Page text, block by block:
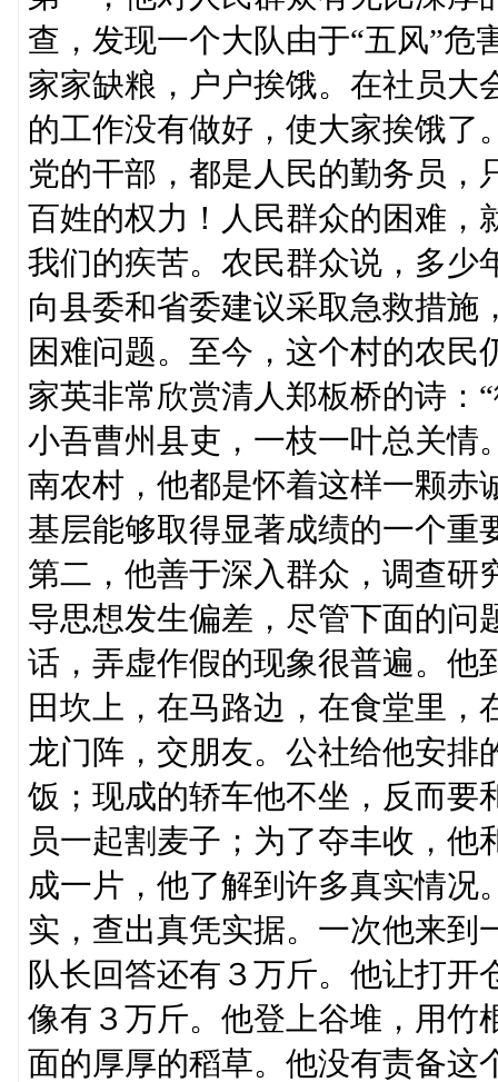
查，发现一个大队由于“五风”危
家家缺粮，户户挨饿。在社员大
的工作没有做好，使大家挨饿了
党的干部，都是人民的勤务员，
百姓的权力！人民群众的困难，
我们的疾苦。农民群众说，多少
向县委和省委建议采取急救措施
困难问题。至今，这个村的农民
家英非常欣赏清人郑板桥的诗：
小吾曹州县吏，一枝一叶总关情
南农村，他都是怀着这样一颗赤
基层能够取得显著成绩的一个重
第二，他善于深入群众，调查研
导思想发生偏差，尽管下面的问
话，弄虚作假的现象很普遍。他
田坎上，在马路边，在食堂里
龙门阵，交朋友。公社给他安排
饭；现成的轿车他不坐，反而要
员一起割麦子；为了夺丰收，
成一片，他了解到许多真实情况
实，查出真凭实据。一次他来到
队长回答还有３万斤。他让打
像有３万斤。他登上谷堆，用竹
面的厚厚的稻草。他没有责备这